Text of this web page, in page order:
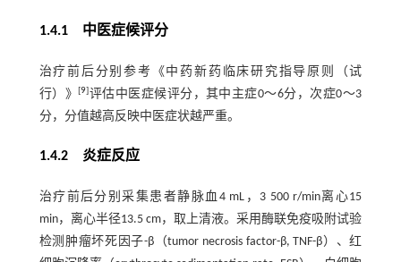
1.4.1 中医症候评分
治疗前后分别参考《中药新药临床研究指导原则（试
行）》[9]评估中医症候评分，其中主症0～6分，次症0～3
分，分值越高反映中医症状越严重。
1.4.2 炎症反应
治疗前后分别采集患者静脉血4 mL，3 500 r/min离心15
min，离心半径13.5 cm，取上清液。采用酶联免疫吸附试验
检测肿瘤坏死因子-β（tumor necrosis factor-β, TNF-β）、红